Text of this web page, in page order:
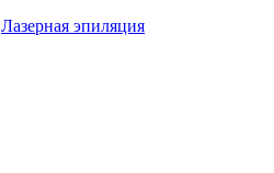
Лазерная эпиляция